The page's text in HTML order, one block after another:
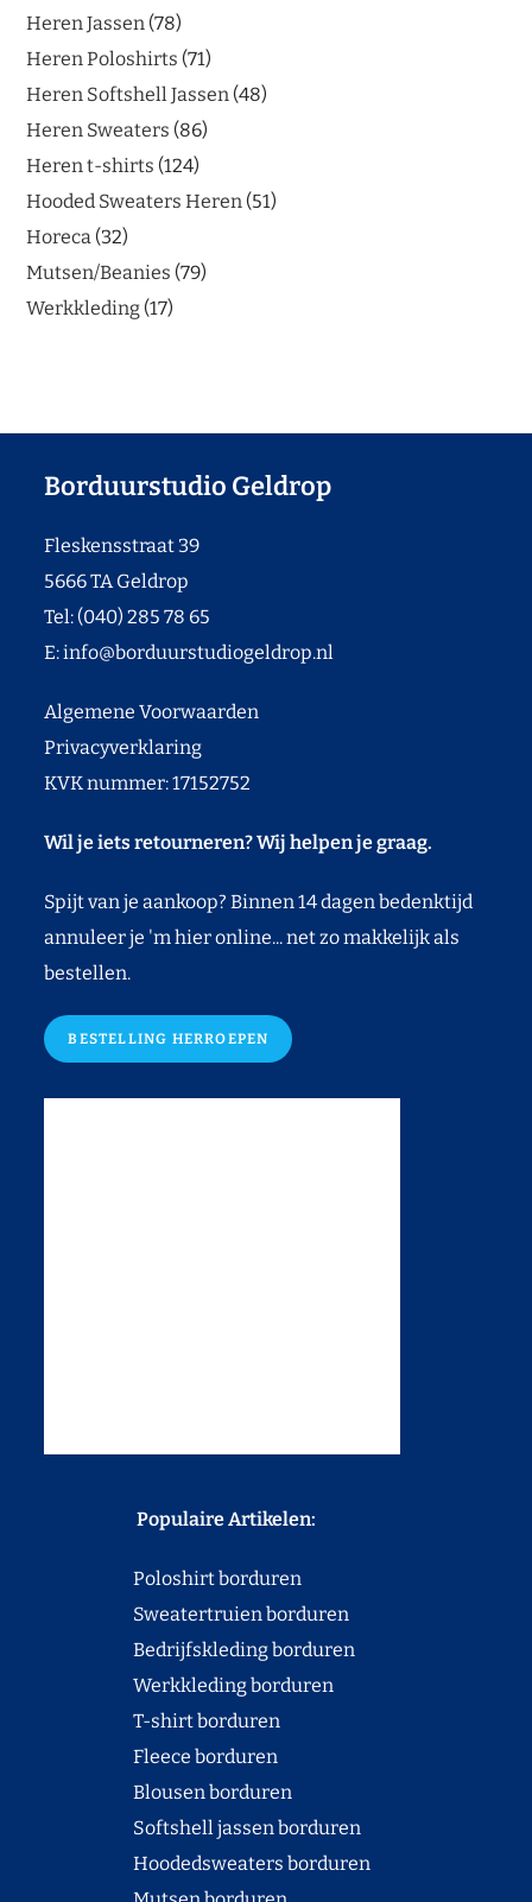
Heren Jassen 78
Heren Poloshirts 71
Heren Softshell Jassen 48
Heren Sweaters 86
Heren t-shirts 124
Hooded Sweaters Heren 51
Horeca 32
Mutsen/Beanies 79
Werkkleding 17
Borduurstudio Geldrop
Fleskensstraat 39
5666 TA Geldrop
Tel: (040) 285 78 65
E:info@borduurstudiogeldrop.nl
Algemene Voorwaarden
Privacyverklaring
KVK nummer: 17152752
Wil je iets retourneren? Wij helpen je graag.
Spijt van je aankoop? Binnen 14 dagen bedenktijd
annuleer je 'm hier online... net zo makkelijk als
bestellen.
BESTELLING HERROEPEN
Populaire Artikelen:
Poloshirt borduren
Sweatertruien borduren
Bedrijfskleding borduren
Werkkleding borduren
T-shirt borduren
Fleece borduren
Blousen borduren
Softshell jassen borduren
Hoodedsweaters borduren